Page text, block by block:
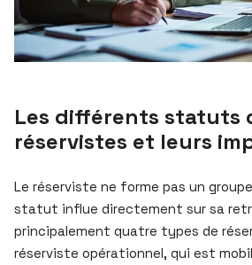
Les différents statuts
réservistes et leurs
Le réserviste ne forme pas un
statut influe directement sur sa
principalement quatre types de
réserviste opérationnel, qui est